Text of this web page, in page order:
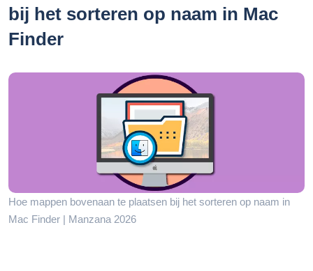
bij het sorteren op naam in Mac
Finder
Hoe mappen bovenaan te plaatsen bij het sorteren op naam in
Mac Finder | Manzana 2026